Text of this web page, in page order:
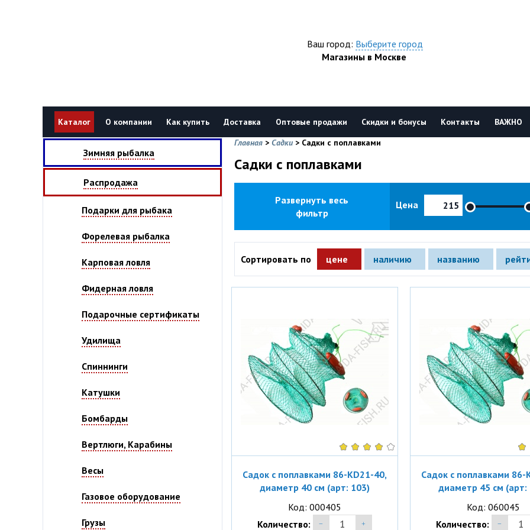
Ваш город: Выберите город
Магазины в Москве
Каталог О компании Как купить Доставка Оптовые продажи Скидки и бонусы Контакты ВАЖНО
Зимняя рыбалка
Распродажа
Подарки для рыбака
Форелевая рыбалка
Карповая ловля
Фидерная ловля
Подарочные сертификаты
Удилища
Спиннинги
Катушки
Бомбарды
Вертлюги, Карабины
Весы
Газовое оборудование
Грузы
Главная > Садки > Садки с поплавками
Садки с поплавками
Развернуть весь
фильтр
Цена
Сортировать по цене наличию названию
Садок с поплавками 86-KD21-40,
диаметр 40 см (арт: 103)
Код: 000405
Количество:
Садок с поплавками 86-
диаметр 45 см (арт:
Код: 060045
Количество: